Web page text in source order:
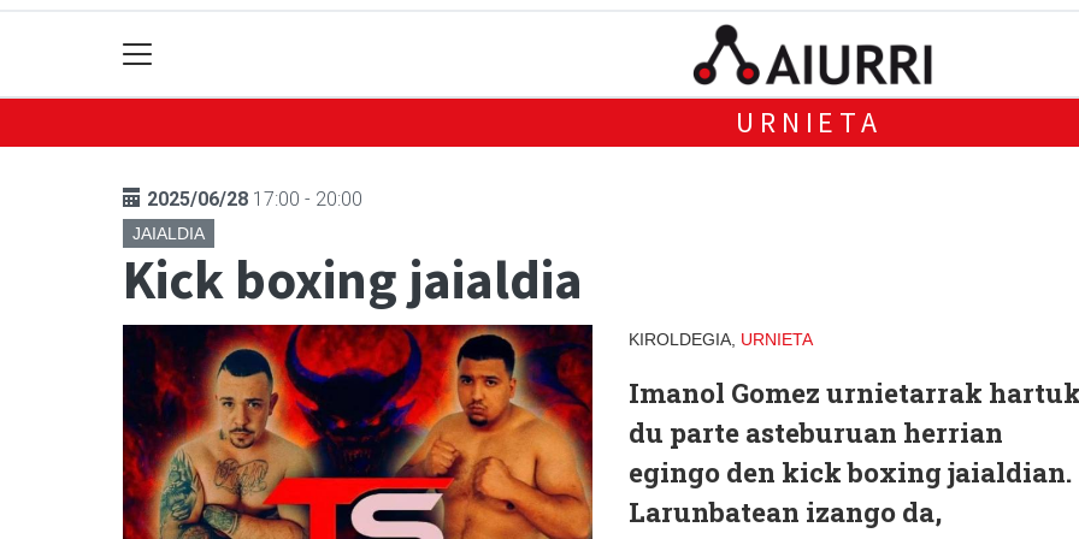
URNIETA
2025/06/28 17:00 - 20:00
JAIALDIA
Kick boxing jaialdia
KIROLDEGIA, URNIETA
Imanol Gomez urnietarrak
du parte asteburuan herrian
egingo den kick boxing jaialdian.
Larunbatean izango da,